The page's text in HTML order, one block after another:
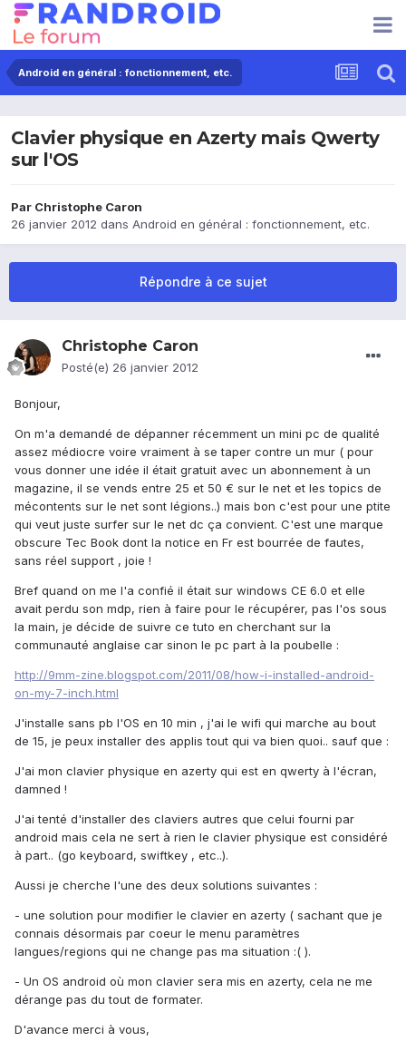
Android en général : fonctionnement, etc.
Clavier physique en Azerty mais Qwerty
sur l'OS
Par Christophe Caron
26 janvier 2012 dans Android en général : fonctionnement, etc.
Répondre à ce sujet
Christophe Caron
Posté(e) 26 janvier 2012
Bonjour,
On m'a demandé de dépanner récemment un mini pc de qualité
assez médiocre voire vraiment à se taper contre un mur ( pour
vous donner une idée il était gratuit avec un abonnement à un
magazine, il se vends entre 25 et 50 € sur le net et les topics de
mécontents sur le net sont légions..) mais bon c'est pour une ptite
qui veut juste surfer sur le net dc ça convient. C'est une marque
obscure Tec Book dont la notice en Fr est bourrée de fautes,
sans réel support , joie !
Bref quand on me l'a confié il était sur windows CE 6.0 et elle
avait perdu son mdp, rien à faire pour le récupérer, pas l'os sous
la main, je décide de suivre ce tuto en cherchant sur la
communauté anglaise car sinon le pc part à la poubelle :
http://9mm-zine.blogspot.com/2011/08/how-i-installed-android-
on-my-7-inch.html
J'installe sans pb l'OS en 10 min , j'ai le wifi qui marche au bout
de 15, je peux installer des applis tout qui va bien quoi.. sauf que :
J'ai mon clavier physique en azerty qui est en qwerty à l'écran,
damned !
J'ai tenté d'installer des claviers autres que celui fourni par
android mais cela ne sert à rien le clavier physique est considéré
à part.. (go keyboard, swiftkey , etc..).
Aussi je cherche l'une des deux solutions suivantes :
- une solution pour modifier le clavier en azerty ( sachant que je
connais désormais par coeur le menu paramètres
langues/regions qui ne change pas ma situation :( ).
- Un OS android où mon clavier sera mis en azerty, cela ne me
dérange pas du tout de formater.
D'avance merci à vous,